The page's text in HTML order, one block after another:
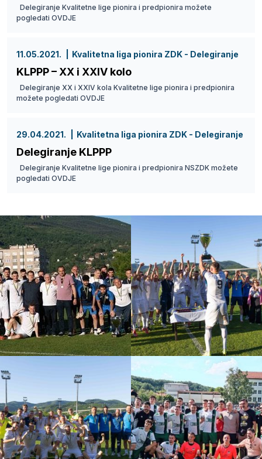
Delegiranje Kvalitetne lige pionira i predpionira možete
pogledati OVDJE
11.05.2021. Kvalitetna liga pionira ZDK - Delegiranje
KLPPP – XX i XXIV kolo
Delegiranje XX i XXIV kola Kvalitetne lige pionira i predpionira
možete pogledati OVDJE
29.04.2021. Kvalitetna liga pionira ZDK - Delegiranje
Delegiranje KLPPP
Delegiranje Kvalitetne lige pionira i predpionira NSZDK možete
pogledati OVDJE